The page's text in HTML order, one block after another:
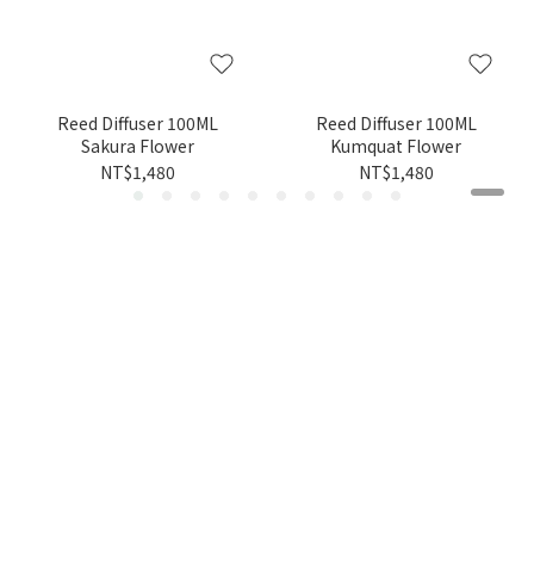
Reed Diffuser 100ML
Sakura Flower
NT$1,480
Reed Diffuser 100ML
Kumquat Flower
NT$1,480